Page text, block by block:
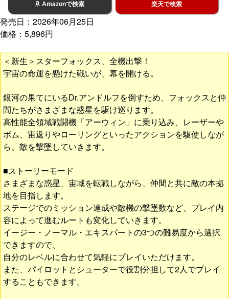
Amazonで検索 楽天で検索
発売日：2026年06月25日
価格：5,896円
＜新生＞スターフォックス、全機出撃！
宇宙の命運を懸けた戦いが、幕を開ける。
銀河の果てにいるDr.アンドルフを倒すため、フォックスと仲
間たちがさまざまな惑星を駆け巡ります。
高性能全領域戦闘機「アーウィン」に乗り込み、レーザーや
ボム、宙返りやローリングといったアクションを駆使しなが
ら、敵を撃墜していきます。
■ストーリーモード
さまざまな惑星、宙域を転戦しながら、仲間と共に敵の本拠
地を目指します。
ステージでのミッション達成や敵機の撃墜数など、プレイ内
容によって進むルートも変化していきます。
イージー・ノーマル・エキスパートの3つの難易度から選択
できますので、
自分のレベルに合わせて気軽にプレイいただけます。
また、パイロットとシューターで役割分担して2人でプレイ
することもできます。